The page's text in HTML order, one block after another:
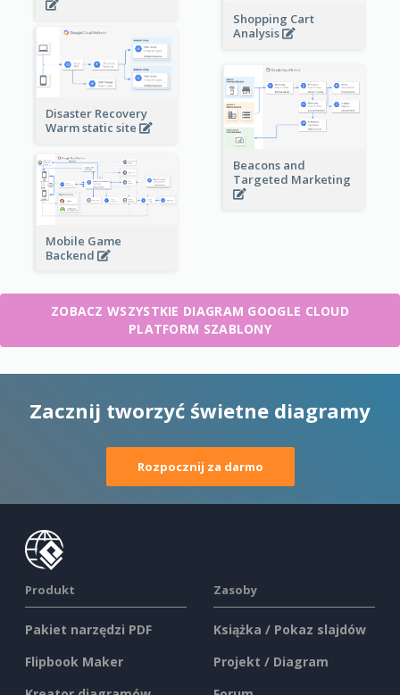
Shopping Cart
Analysis
Disaster Recovery
Warm static site
Beacons and
Targeted Marketing
Mobile Game
Backend
ZOBACZ WSZYSTKIE DIAGRAM GOOGLE CLOUD
PLATFORM SZABLONY
Zacznij tworzyć świetne diagramy
Rozpocznij za darmo
Produkt
Pakiet narzędzi PDF
Flipbook Maker
Zasoby
Książka / Pokaz slajdów
Projekt / Diagram